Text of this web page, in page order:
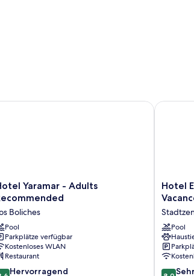
Yaramar - Adults
Boliches
Pool
Parkplätze verfügbar
Kostenloses WLAN
Restaurant
Hervorragend
Yaramar - Adults Recommended
Hotel
El
by
Pierre
&
von
Hotel
Pool
8.0
Hotel El